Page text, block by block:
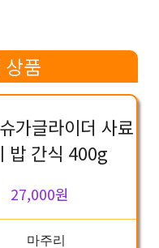
품
가글라이더 사료
밥 간식 400g
27,000원